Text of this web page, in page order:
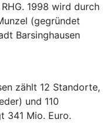
1998 wird durch
(gegründet
Barsinghausen
zählt 12 Standorte,
und 110
341 Mio. Euro.